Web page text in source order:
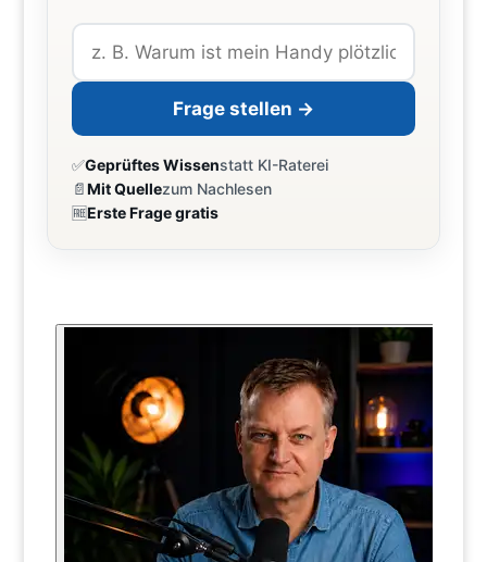
Frage stellen →
✅Geprüftes Wissenstatt KI-Raterei
📄Mit Quellezum Nachlesen
🆓Erste Frage gratis